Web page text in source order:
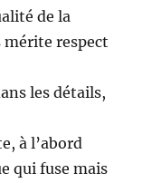
de la
respect
les détails,
à l’abord
qui fuse mais